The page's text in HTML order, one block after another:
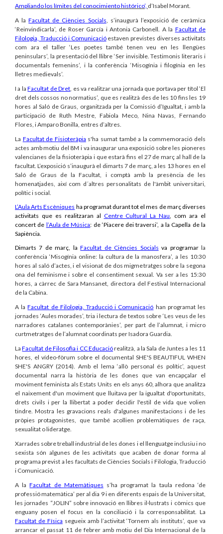
Ampliando los límites del conocimiento histórico’, d’Isabel Morant.
A laFacultat de Ciències Socials , s’inaugurà l’exposició de ceràmica
‘Reinvindicarla’, de Roser García i Antonia Carbonell. A la Facultat de
Filologia, Traducció i Comunicacióestaven previstes diverses activitats
com ara el taller ‘Les poetes també tenen veu en les llengües
peninsulars’, la presentació del llibre ‘Ser invisible. Testimonis literaris i
documentals femenins’, i la conferència ‘Misogínia i filogínia en les
lletres medievals’.
I a laFacultat de Dret , es va realitzar una jornada que portava per títol ‘El
dret dels cossos no normatius’, que es realitzà des de les 10 fins les 19
hores al Saló de Graus, organitzada per la Comissió d’Igualtat, i amb la
participació de Ruth Mestre, Fabiola Meco, Nina Navas, Fernando
Flores, i Amparo Bonilla, entres d’altres.
La Facultat de Fisioteràpia s'ha sumat també a la commemoració dels
actes amb motiu del 8M i va inaugurar una exposició sobre les pioneres
valencianes de la fisioteràpia i que estarà fins el 27 de març al hall de la
facultat. L’exposició s’inaugurà el dimarts 7 de març, a les 13 hores en el
Saló de Graus de la Facultat, i comptà amb la presència de les
homenatjades, així com d´altres personalitats de l'àmbit universitari,
polític i social.
L’Aula Arts Escèniques ha programat durant tot el mes de març diverses
activitats que es realitzaran al Centre Cultural La Nau , com ara el
concert de l’Aula de Música: de ‘Piacere dei traversi’, a la Capella de la
Sapiència.
Dimarts 7 de març, laFacultat de Ciències Socials va programarla
conferència ‘Misogínia online: la cultura de la manosfera’, a les 10:30
hores al saló d’actes, i el visionat de dos migmetratges sobre la segona
ona del feminisme i sobre el consentiment sexual. Va ser a les 15:30
hores, a càrrec de Sara Mansanet, directora del Festival Internacional
de la Cabina.
A laFacultat de Filologia, Traducció i Comunicació han programat les
jornades ‘Aules morades’, tria i lectura de textos sobre ‘Les veus de les
narradores catalanes contemporànies’, per part de l’alumnat, i micro
curtmetratges de l’alumnat coordinats per Isadora Guardia.
LaFacultat de Filosofia i CC Educaciórealitzà, a la Sala de Juntes a les 11
hores, el vídeo-fòrum sobre el documental SHE'S BEAUTIFUL WHEN
SHE'S ANGRY (2014). Amb el lema ‘allò personal és polític’, aquest
documental narra la història de les dones que van encapçalar el
moviment feminista als Estats Units en els anys 60, alhora que analitza
el naixement d'un moviment que lluitava per la igualtat d'oportunitats,
drets civils i per la llibertat a poder decidir l'estil de vida que volien
tindre. Mostra les gravacions reals d'algunes manifestacions i de les
pròpies protagonistes, que també acollien problemàtiques de raça,
sexualitat o lideratge.
Xarrades sobre treball industrial de les dones i el llenguatge inclusiu i no
sexista són algunes de les activitats que acaben de donar forma al
programa previst a les facultats de Ciències Socials i Filologia, Traducció
i Comunicació.
A laFacultat de Matemàtiques s’ha programat la taula redona ‘de
professió matemàtica’ per al dia 9 i en diferents espais de la Universitat,
les jornades “JOLIN” sobre innovació en llibres il·lustrats i còmics que
enguany posen el focus en la conciliació i la corresponsabilitat. La
Facultat de Física segueix amb l’activitat ‘Tornem als instituts’, que va
arrancar el passat 11 de febrer amb motiu del Dia Internacional de la